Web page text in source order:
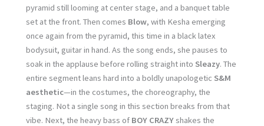
pyramid still looming at center stage, and a banquet table
set at the front. Then comes Blow, with Kesha emerging
once again from the pyramid, this time in a black latex
bodysuit, guitar in hand. As the song ends, she pauses to
soak in the applause before rolling straight into Sleazy. The
entire segment leans hard into a boldly unapologetic S&M
aesthetic—in the costumes, the choreography, the
staging. Not a single song in this section breaks from that
vibe. Next, the heavy bass of BOY CRAZYshakes the